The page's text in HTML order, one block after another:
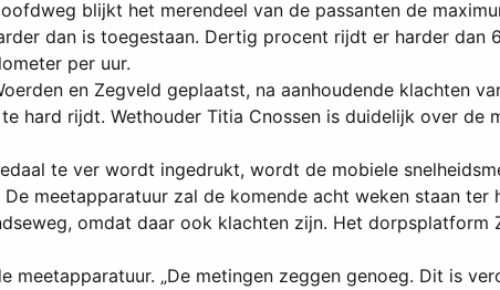
blijkt het merendeel van de passanten de
dan is toegestaan. Dertig procent rijdt er harder
per uur.
en Zegveld geplaatst, na aanhoudende klachten
hard rijdt. Wethouder Titia Cnossen is duidelijk over de
te ver wordt ingedrukt, wordt de mobiele
meetapparatuur zal de komende acht weken staan ter
omdat daar ook klachten zijn. Het
„De metingen zeggen genoeg. Dit is